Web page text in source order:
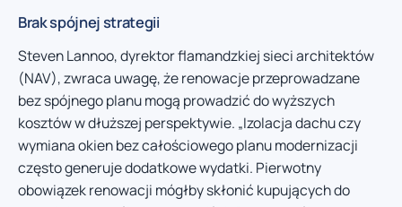
Brak spójnej strategii
Steven Lannoo, dyrektor flamandzkiej sieci architektów
(NAV), zwraca uwagę, że renowacje przeprowadzane
bez spójnego planu mogą prowadzić do wyższych
kosztów w dłuższej perspektywie. „Izolacja dachu czy
wymiana okien bez całościowego planu modernizacji
często generuje dodatkowe wydatki. Pierwotny
obowiązek renowacji mógłby skłonić kupujących do